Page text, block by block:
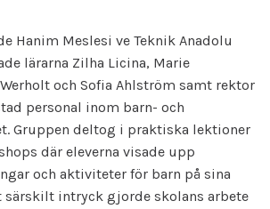
Hanim Meslesi ve Teknik Anadolu
lärarna Zilha Licina, Marie
och Sofia Ahlström samt rektor
personal inom barn- och
Gruppen deltog i praktiska lektioner
där eleverna visade upp
och aktiviteter för barn på sina
särskilt intryck gjorde skolans arbete